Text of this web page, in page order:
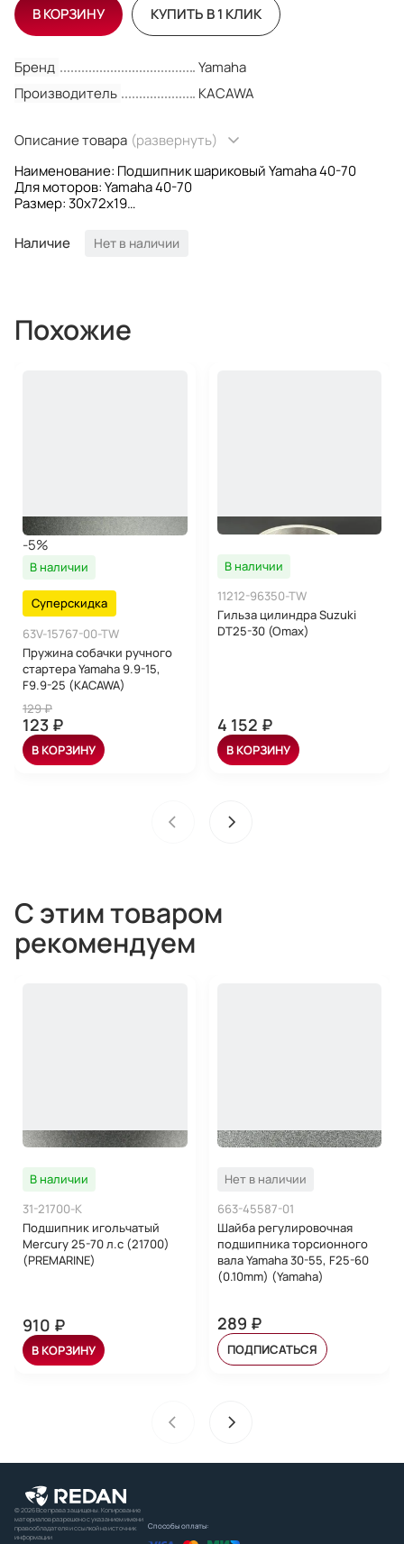
Бренд
Yamaha
Производитель
KACAWA
Описание товара (развернуть)
Наименование: Подшипник шариковый Yamaha 40-70
Для моторов: Yamaha 40-70
Размер: 30x72x19
OEM номера: 93306-306V5; 09262-30055; 93306-306V1;
0926230055; 93306-306V5; 09262-30092
Наличие Нет в наличии
В КОРЗИНУ КУПИТЬ В 1 КЛИК
Похожие
-5%
В наличии
Суперскидка
63V-15767-00-TW
Пружина собачки ручного
стартера Yamaha 9.9-15,
F9.9-25 (KACAWA)
129 ₽
123 ₽
В КОРЗИНУ
В наличии
11212-96350-TW
Гильза цилиндра Suzuki
DT25-30 (Omax)
4 152 ₽
В КОРЗИНУ
С этим товаром
рекомендуем
В наличии
31-21700-K
Подшипник игольчатый
Mercury 25-70 л.с (21700)
(PREMARINE)
910 ₽
В КОРЗИНУ
Нет в наличии
663-45587-01
Шайба регулировочная
подшипника торсионного
вала Yamaha 30-55, F25-60
(0.10mm) (Yamaha)
289 ₽
ПОДПИСАТЬСЯ
© 2026 Все права защищены. Копирование
материалов разрешено с указанием имени
правообладателя и ссылкой на источник
информации
Способы оплаты: